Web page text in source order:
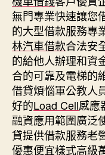
無門專業快速讓您
的大型借款服務專
林汽車借款合法安
的給他人辦理和資
合的可靠及電梯的
借貸煩惱軍公教人
好的Load Cell感應
融資應用範圍廣泛
貸提供借款服務老
優惠便宜樣式高級